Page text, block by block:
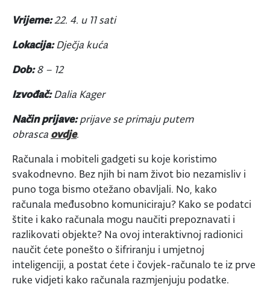
Vrijeme:22. 4. u 11 sati
Lokacija:Dječja kuća
Dob:8 – 12
Izvođač:Dalia Kager
Način prijave:prijave se primaju putem
obrasca ovdje.
Računala i mobiteli gadgeti su koje koristimo
svakodnevno. Bez njih bi nam život bio nezamisliv i
puno toga bismo otežano obavljali. No, kako
računala međusobno komuniciraju? Kako se podatci
štite i kako računala mogu naučiti prepoznavati i
razlikovati objekte? Na ovoj interaktivnoj radionici
naučit ćete ponešto o šifriranju i umjetnoj
inteligenciji, a postat ćete i čovjek-računalo te iz prve
ruke vidjeti kako računala razmjenjuju podatke.